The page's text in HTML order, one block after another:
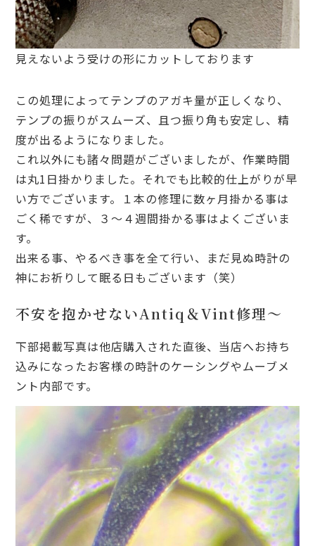
見えないよう受けの形にカットしております
この処理によってテンプのアガキ量が正しくなり、
テンプの振りがスムーズ、且つ振り角も安定し、精
度が出るようになりました。
これ以外にも諸々問題がございましたが、作業時間
は丸1日掛かりました。それでも比較的仕上がりが早
い方でございます。１本の修理に数ヶ月掛かる事は
ごく稀ですが、３〜４週間掛かる事はよくございま
す。
出来る事、やるべき事を全て行い、まだ見ぬ時計の
神にお祈りして眠る日もございます（笑）
不安を抱かせないAntiq＆Vint修理～
下部掲載写真は他店購入された直後、当店へお持ち
込みになったお客様の時計のケーシングやムーブメ
ント内部です。